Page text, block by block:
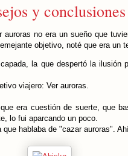
y conclusiones
auroras no era un sueño que
objetivo, noté que era un
la que despertó la ilusión
viajero: Ver auroras.
era cuestión de suerte, que
lo fui aparcando un poco.
hablaba de "cazar auroras".